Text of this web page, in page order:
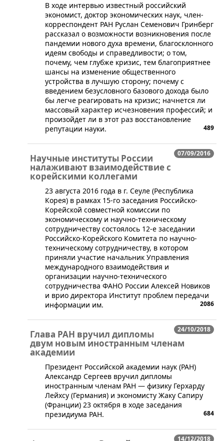
​​В ходе интервью известный российский
экономист, доктор экономических наук, член-
корреспондент РАН Руслан Семенович Гринберг
рассказал о возможности возникновения после
пандемии нового духа времени, благосклонного
идеям свободы и справедливости; о том,
почему, чем глубже кризис, тем благоприятнее
шансы на изменение общественного
устройства в лучшую сторону; почему с
введением безусловного базового дохода было
бы легче реагировать на кризис; начнется ли
массовый характер исчезновения профессий; и
произойдет ли в этот раз восстановление
репутации науки.
489
07/09/2016
Научные институты России
налаживают взаимодействие с
корейскими коллегами
​23 августа 2016 года в г. Сеуле (Республика
Корея) в рамках 15-го заседания Российско-
Корейской совместной комиссии по
экономическому и научно-техническому
сотрудничеству состоялось 12-е заседании
Российско-Корейского Комитета по научно-
техническому сотрудничеству, в котором
приняли участие начальник Управления
международного взаимодействия и
организации научно-технического
сотрудничества ФАНО России Алексей Новиков
и врио директора Институт проблем передачи
информации им.
2086
24/10/2018
Глава РАН вручил дипломы
двум новым иностранным членам
академии
​Президент Российской академии наук (РАН)
Александр Сергеев вручил дипломы
иностранным членам РАН — физику Герхарду
Лейхсу (Германия) и экономисту Жаку Сапиру
(Франции) 23 октября в ходе заседания
президиума РАН.
684
14/12/2018